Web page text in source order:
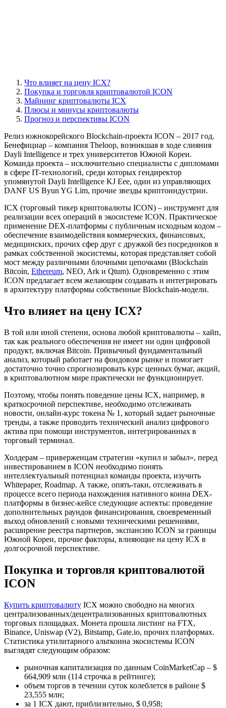
Что влияет на цену ICX?
Покупка и торговля криптовалютой ICON
Майнинг криптовалюты ICX
Плюсы и минусы криптовалюты
Прогноз и перспективы ICON
Релиз южнокорейского Blockchain-проекта ICON – 2017 год.
Бенефициар – компания Theloop, возникшая в ходе слияния
Dayli Intelligence и трех университетов Южной Кореи.
Команда проекта – исключительно специалисты с дипломами
в сфере IT-технологий, среди которых гендиректор
упомянутой Dayli Intelligence KJ Eee, один из управляющих
DANF US Byun YG Lim, прочие звезды криптоиндустрии.
ICX (торговый тикер криптовалюты ICON) – инструмент для
реализации всех операций в экосистеме ICON. Практическое
применение DEX-платформы с публичным исходным кодом –
обеспечение взаимодействия коммерческих, финансовых,
медицинских, прочих сфер друг с дружкой без посредников в
рамках собственной экосистемы, которая представляет собой
мост между различными блочными цепочками (Blockchain
Bitcoin, Ethereum, NEO, Ark и Qtum). Одновременно с этим
ICON предлагает всем желающим создавать и интегрировать
в архитектуру платформы собственные Blockchain-модели.
Что влияет на цену ICX?
В той или иной степени, основа любой криптовалюты – хайп,
так как реального обеспечения не имеет ни один цифровой
продукт, включая Bitcoin. Привычный фундаментальный
анализ, который работает на фондовом рынке и помогает
достаточно точно спрогнозировать курс ценных бумаг, акций,
в криптовалютном мире практически не функционирует.
Поэтому, чтобы понять поведение цены ICX, например, в
краткосрочной перспективе, необходимо отслеживать
новости, онлайн-курс токена № 1, который задает рыночные
тренды, а также проводить технический анализ цифрового
актива при помощи инструментов, интегрированных в
торговый терминал.
Холдерам – приверженцам стратегии «купил и забыл», перед
инвестированием в ICON необходимо понять
интеллектуальный потенциал команды проекта, изучить
Whitepaper, Roadmap. А также, опять-таки, отслеживать в
процессе всего периода нахождения нативного коина DEX-
платформы в бизнес-кейсе следующие аспекты: проведение
дополнительных раундов финансирования, своевременный
выход обновлений с новыми техническими решениями,
расширение реестра партнеров, экспансию ICON за границы
Южной Кореи, прочие факторы, влияющие на цену ICX в
долгосрочной перспективе.
Покупка и торговля криптовалютой
ICON
Купить криптовалюту ICX можно свободно на многих
централизованных/децентрализованных криптовалютных
торговых площадках. Монета прошла листинг на FTX,
Binance, Uniswap (V2), Bitstamp, Gate.io, прочих платформах.
Статистика утилитарного альткоина экосистемы ICON
выглядят следующим образом:
рыночная капитализация по данным CoinMarketCap – $
664,909 млн (114 строчка в рейтинге);
объем торгов в течении суток колеблется в районе $
23,555 млн;
за 1 ICX дают, приблизительно, $ 0,958;